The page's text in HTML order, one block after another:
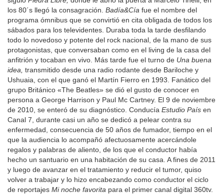
los 80´s llegó la consagración. Badía&Cía fue el nombre del
programa ómnibus que se convirtió en cita obligada de todos los
sábados para los televidentes. Duraba toda la tarde desfilando
todo lo novedoso y potente del rock nacional, de la mano de sus
protagonistas, que conversaban como en el living de la casa del
anfitrión y tocaban en vivo. Más tarde fue el turno de Una buena
idea, transmitido desde una radio rodante desde Bariloche y
Ushuaia, con el que ganó el Martín Fierro en 1993. Fanático del
grupo Británico «The Beatles» se dió el gusto de conocer en
persona a George Harrison y Paul Mc Cartney. El 9 de noviembre
de 2010, se enteró de su diagnóstico. Conducía Estudio País en
Canal 7, durante casi un año se dedicó a pelear contra su
enfermedad, consecuencia de 50 años de fumador, tiempo en el
que la audiencia lo acompañó afectuosamente acercándole
regalos y palabras de aliento, de los que el conductor había
hecho un santuario en una habitación de su casa. A fines de 2011
y luego de avanzar en el tratamiento y reducir el tumor, quiso
volver a trabajar y lo hizo encabezando como conductor el ciclo
de reportajes Mi noche favorita para el primer canal digital 360tv.